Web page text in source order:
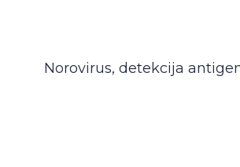
Norovirus, detekcija